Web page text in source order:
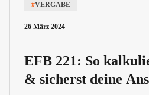
#VERGABE
26 März 2024
EFB 221: So
& sicherst deine